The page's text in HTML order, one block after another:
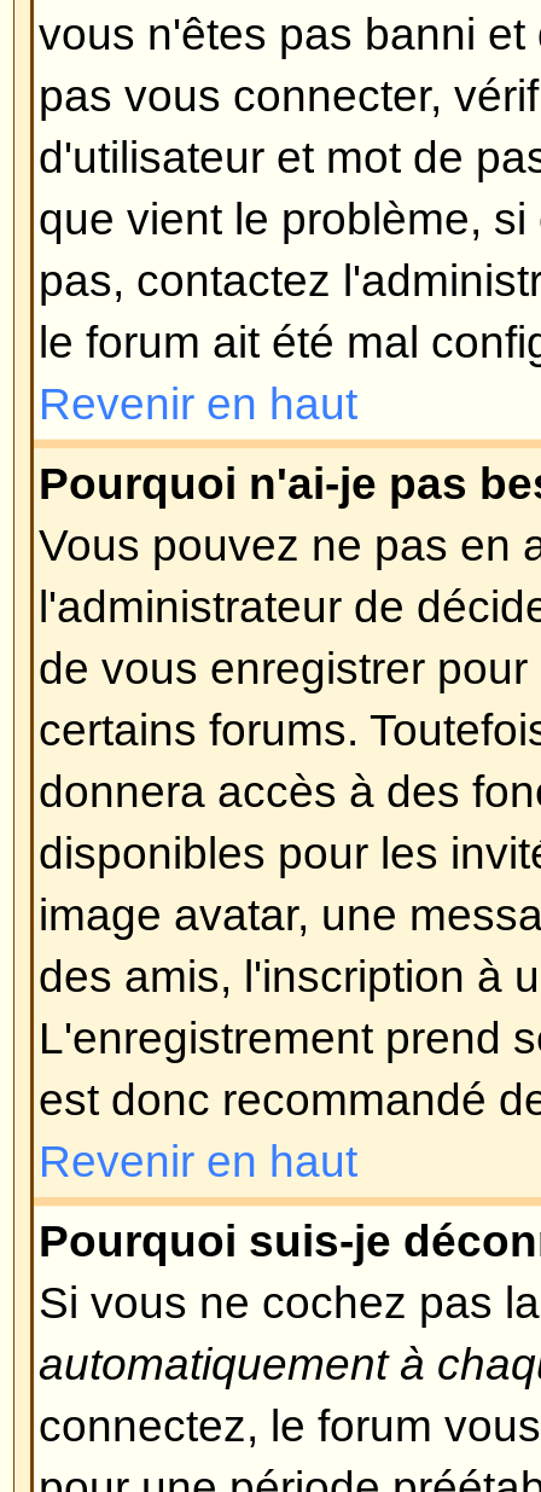
automatiquement à chaque visite
connectez, le forum vous
pour une période préétablie.
utilisation abusive de votre
d'autre. Pour rester connecté,
connectant, ceci n'est pas
accédez au forum en utilisant
: bibliothèque, cybercafé,
Revenir en haut
Comment puis-je éviter que
apparaisse dans la liste des
Dans votre profil, vous
présence en ligne, si vous
n'apparaîtrez qu'uniquement
administrateurs ou vous-même.
comme un utilisateur invisible.
J'ai perdu mon mot de passe !
Ne paniquez pas ! Si votre mot
retrouvé, il peut par contre être
faire, aller sur la page de
oublié mon mot de passe
, puis
et vous devriez pouvoir vous
temps.
Revenir en haut
Je me suis inscrit mais ne
Premièrement, vérifiez que vous
correctement vos nom
S'ils ont correctement été
possibilités. Si le support